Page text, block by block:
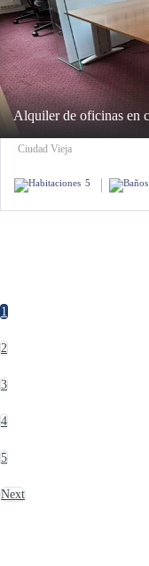
Alquiler de oficinas en
Ciudad Vieja
5
1
2
3
4
5
Next